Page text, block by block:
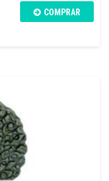
COMPRAR